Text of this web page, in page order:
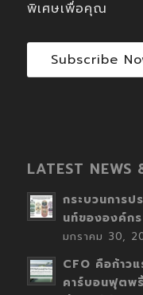
พิเศษเพื่อคุณ
Subscribe
LATEST NEWS
กระบวนการ
นท์ขององค์ก
มกราคม 30,
CFO คือก้าว
คาร์บอนฟุตพ